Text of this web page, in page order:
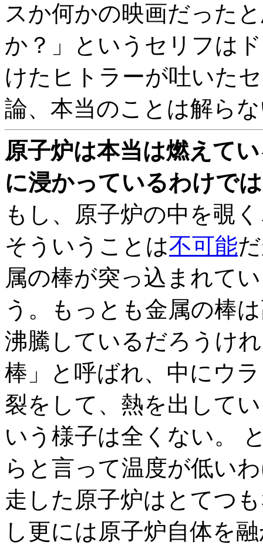
スか何かの映画だった
か？」というセリフは
けたヒトラーが吐いた
論、本当のことは解ら
原子炉は本当は燃えて
に浸かっているわけで
もし、原子炉の中を覗
そういうことは不可能
属の棒が突っ込まれて
う。もっとも金属の棒
沸騰しているだろうけ
棒」と呼ばれ、中にウ
裂をして、熱を出して
いう様子は全くない。
らと言って温度が低い
走した原子炉はとてつ
し更には原子炉自体を